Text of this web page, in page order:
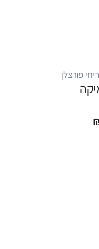
פורצלן